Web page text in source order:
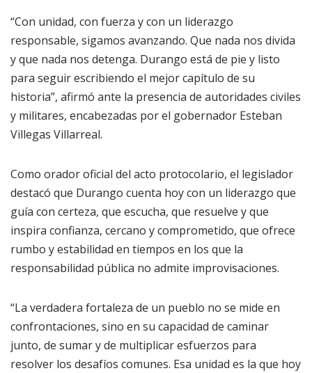
“Con unidad, con fuerza y con un liderazgo
responsable, sigamos avanzando. Que nada nos divida
y que nada nos detenga. Durango está de pie y listo
para seguir escribiendo el mejor capítulo de su
historia”, afirmó ante la presencia de autoridades civiles
y militares, encabezadas por el gobernador Esteban
Villegas Villarreal.
Como orador oficial del acto protocolario, el legislador
destacó que Durango cuenta hoy con un liderazgo que
guía con certeza, que escucha, que resuelve y que
inspira confianza, cercano y comprometido, que ofrece
rumbo y estabilidad en tiempos en los que la
responsabilidad pública no admite improvisaciones.
“La verdadera fortaleza de un pueblo no se mide en
confrontaciones, sino en su capacidad de caminar
junto, de sumar y de multiplicar esfuerzos para
resolver los desafíos comunes. Esa unidad es la que hoy